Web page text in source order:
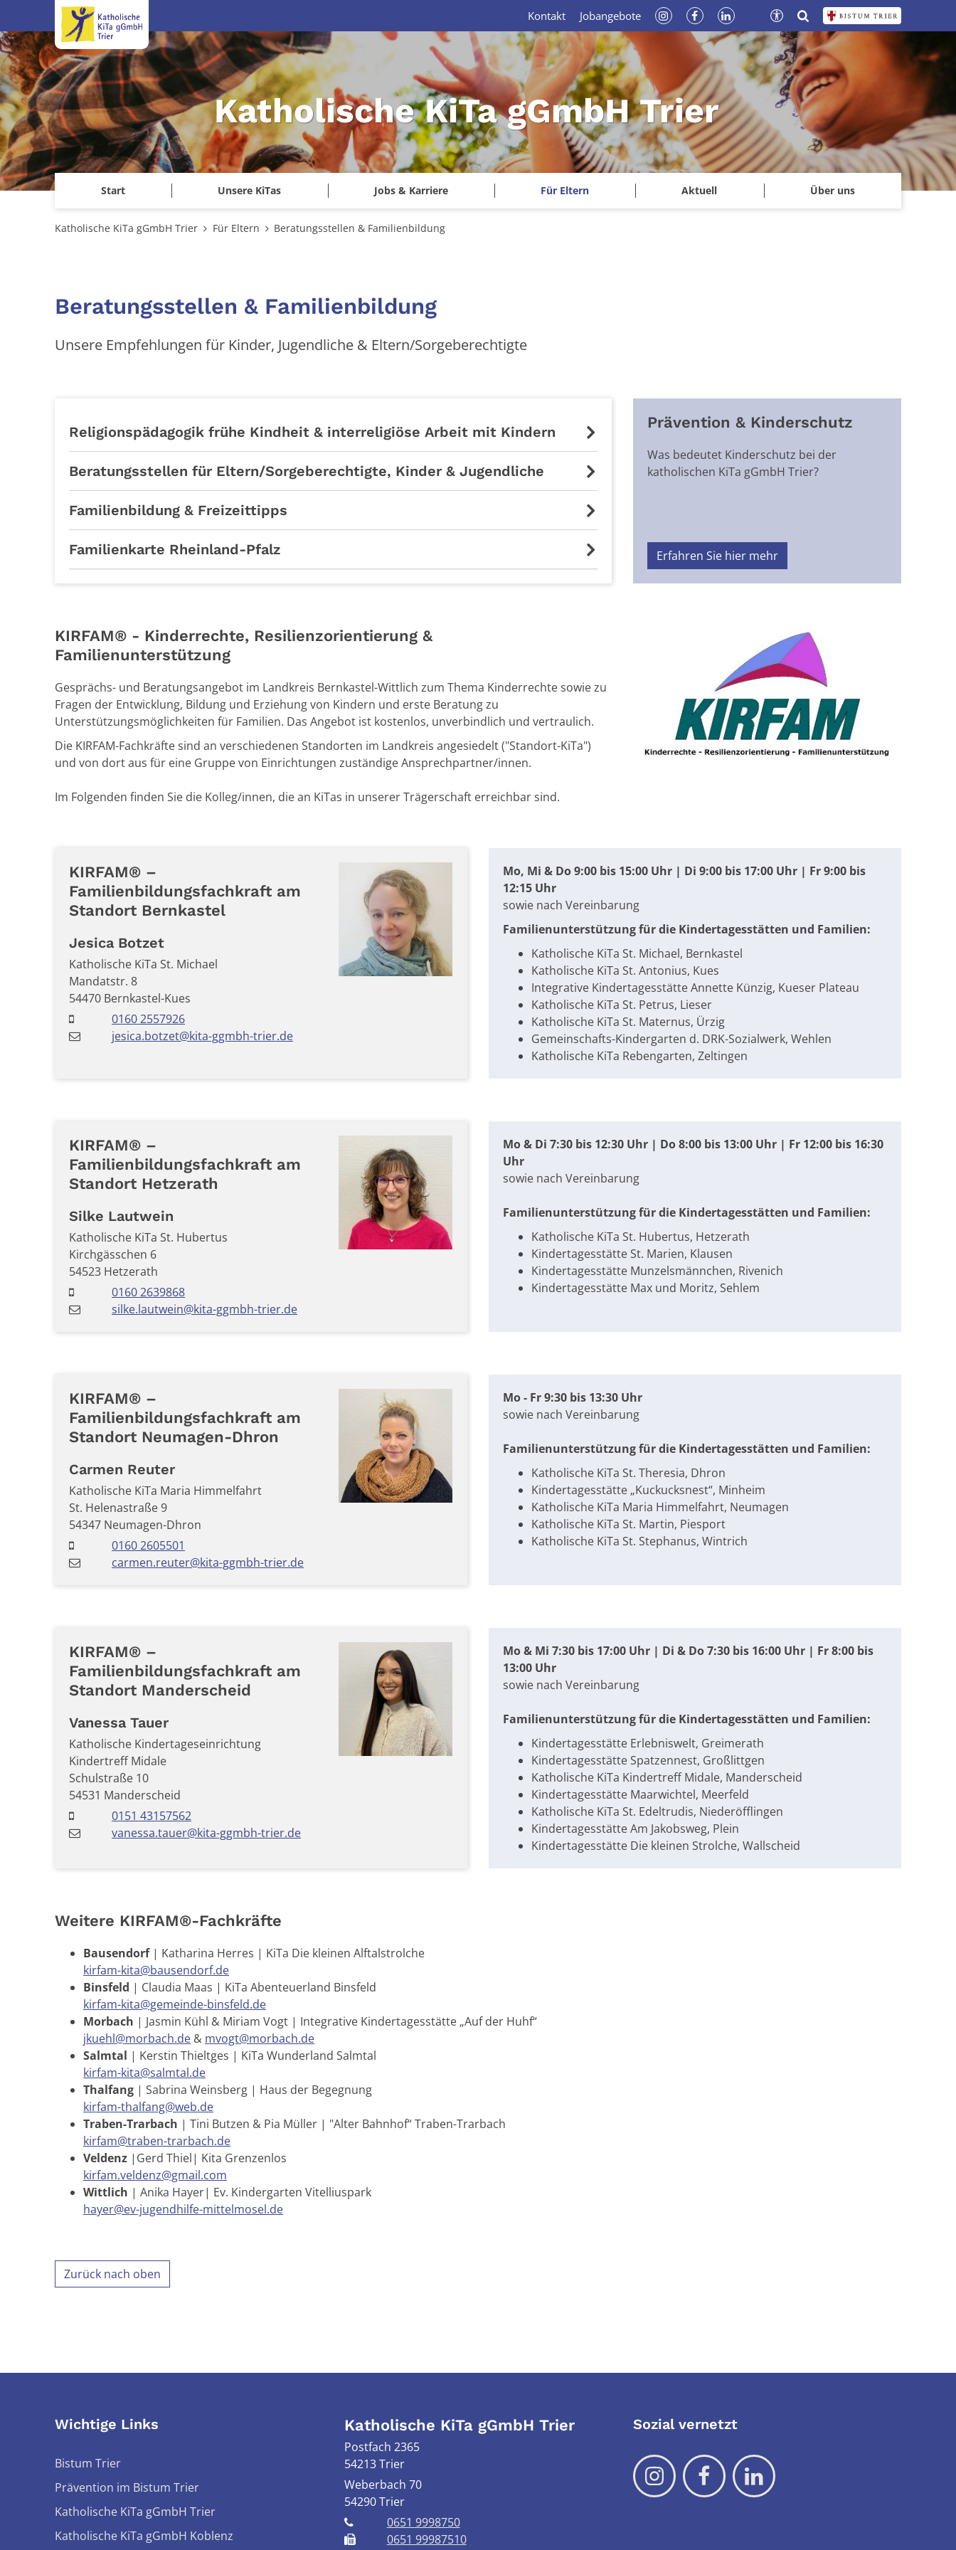
Zum Inhalt springen
Katholische KiTa gGmbH Trier
Start Unsere KiTas Jobs & Karriere Für Eltern Aktuell Über uns
Kontakt Jobangebote
Katholische KiTa gGmbH Trier Für Eltern Beratungsstellen & Familienbildung
Beratungsstellen & Familienbildung
Unsere Empfehlungen für Kinder, Jugendliche & Eltern/Sorgeberechtigte
Religionspädagogik frühe Kindheit & interreligiöse Arbeit mit Kindern
Beratungsstellen für Eltern/Sorgeberechtigte, Kinder & Jugendliche
Familienbildung & Freizeittipps
Familienkarte Rheinland-Pfalz
Prävention & Kinderschutz
Was bedeutet Kinderschutz bei der
katholischen KiTa gGmbH Trier?
Erfahren Sie hier mehr
KIRFAM® - Kinderrechte, Resilienzorientierung &
Familienunterstützung
Gesprächs- und Beratungsangebot im Landkreis Bernkastel-Wittlich zum Thema Kinderrechte sowie zu
Fragen der Entwicklung, Bildung und Erziehung von Kindern und erste Beratung zu
Unterstützungsmöglichkeiten für Familien. Das Angebot ist kostenlos, unverbindlich und vertraulich.
Die KIRFAM-Fachkräfte sind an verschiedenen Standorten im Landkreis angesiedelt ("Standort-KiTa")
und von dort aus für eine Gruppe von Einrichtungen zuständige Ansprechpartner/innen.
Im Folgenden finden Sie die Kolleg/innen, die an KiTas in unserer Trägerschaft erreichbar sind.
KIRFAM® –
Familienbildungsfachkraft am
Standort Bernkastel
JesicaBotzet
Katholische KiTa St. Michael
Mandatstr. 8
54470 Bernkastel-Kues
0160 2557926
jesica.botzet@kita-ggmbh-trier.de
Mo, Mi & Do 9:00 bis 15:00 Uhr | Di 9:00 bis 17:00 Uhr | Fr 9:00 bis
12:15 Uhr
sowie nach Vereinbarung
Familienunterstützung für die Kindertagesstätten und Familien:
Katholische KiTa St. Michael, Bernkastel
Katholische KiTa St. Antonius, Kues
Integrative Kindertagesstätte Annette Künzig, Kueser Plateau
Katholische KiTa St. Petrus, Lieser
Katholische KiTa St. Maternus, Ürzig
Gemeinschafts-Kindergarten d. DRK-Sozialwerk, Wehlen
Katholische KiTa Rebengarten, Zeltingen
KIRFAM® –
Familienbildungsfachkraft am
Standort Hetzerath
Silke Lautwein
Katholische KiTa St. Hubertus
Kirchgässchen 6
54523 Hetzerath
0160 2639868
silke.lautwein@kita-ggmbh-trier.de
Mo & Di 7:30 bis 12:30 Uhr | Do 8:00 bis 13:00 Uhr | Fr 12:00 bis 16:30
Uhr
sowie nach Vereinbarung
Familienunterstützung für die Kindertagesstätten und Familien:
Katholische KiTa St. Hubertus, Hetzerath
Kindertagesstätte St. Marien, Klausen
Kindertagesstätte Munzelsmännchen, Rivenich
Kindertagesstätte Max und Moritz, Sehlem
KIRFAM® –
Familienbildungsfachkraft am
Standort Neumagen-Dhron
Carmen Reuter
Katholische KiTa Maria Himmelfahrt
St. Helenastraße 9
54347 Neumagen-Dhron
0160 2605501
carmen.reuter@kita-ggmbh-trier.de
Mo - Fr 9:30 bis 13:30 Uhr
sowie nach Vereinbarung
Familienunterstützung für die Kindertagesstätten und Familien:
Katholische KiTa St. Theresia, Dhron
Kindertagesstätte „Kuckucksnest“, Minheim
Katholische KiTa Maria Himmelfahrt, Neumagen
Katholische KiTa St. Martin, Piesport
Katholische KiTa St. Stephanus, Wintrich
KIRFAM® –
Familienbildungsfachkraft am
Standort Manderscheid
VanessaTauer
Katholische Kindertageseinrichtung
Kindertreff Midale
Schulstraße 10
54531 Manderscheid
0151 43157562
vanessa.tauer@kita-ggmbh-trier.de
Mo & Mi 7:30 bis 17:00 Uhr | Di & Do 7:30 bis 16:00 Uhr | Fr 8:00 bis
13:00 Uhr
sowie nach Vereinbarung
Familienunterstützung für die Kindertagesstätten und Familien:
Kindertagesstätte Erlebniswelt, Greimerath
Kindertagesstätte Spatzennest, Großlittgen
Katholische KiTa Kindertreff Midale, Manderscheid
Kindertagesstätte Maarwichtel, Meerfeld
Katholische KiTa St. Edeltrudis, Niederöfflingen
Kindertagesstätte Am Jakobsweg, Plein
Kindertagesstätte Die kleinen Strolche, Wallscheid
Weitere KIRFAM®-Fachkräfte
Bausendorf | Katharina Herres | KiTa Die kleinen Alftalstrolche
kirfam-kita@bausendorf.de
Binsfeld | Claudia Maas | KiTa Abenteuerland Binsfeld
kirfam-kita@gemeinde-binsfeld.de
Morbach | Jasmin Kühl & Miriam Vogt | Integrative Kindertagesstätte „Auf der Huhf“
jkuehl@morbach.de & mvogt@morbach.de
Salmtal | Kerstin Thieltges | KiTa Wunderland Salmtal
kirfam-kita@salmtal.de
Thalfang | Sabrina Weinsberg | Haus der Begegnung
kirfam-thalfang@web.de
Traben-Trarbach | Tini Butzen & Pia Müller | "Alter Bahnhof“ Traben-Trarbach
kirfam@traben-trarbach.de
Veldenz |Gerd Thiel| Kita Grenzenlos
kirfam.veldenz@gmail.com
Wittlich | Anika Hayer| Ev. Kindergarten Vitelliuspark
hayer@ev-jugendhilfe-mittelmosel.de
Zurück nach oben
Wichtige Links
Bistum Trier
Prävention im Bistum Trier
Katholische KiTa gGmbH Trier
Katholische KiTa gGmbH Koblenz
Katholische KiTa gGmbH Trier
Postfach 2365
54213 Trier
Weberbach 70
54290Trier
0651 9998750
0651 99987510
Sozial vernetzt